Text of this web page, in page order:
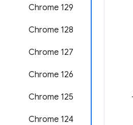
Chrome 129
‫Chrome 128
‫Chrome 127
‫Chrome 126
‫Chrome 125
Chrome 124